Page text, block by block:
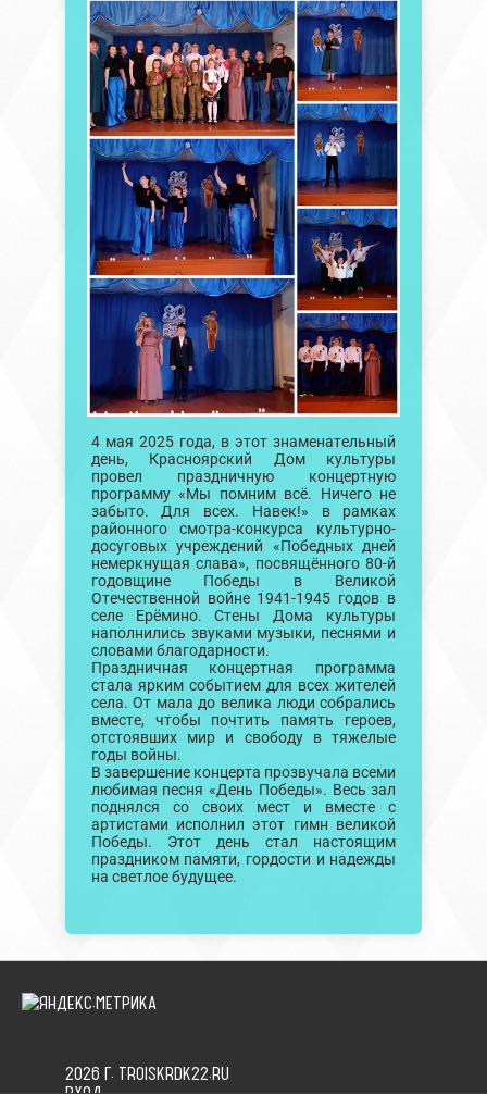
4 мая 2025 года, в этот знаменательный
день, Красноярский Дом культуры
провел праздничную концертную
программу «Мы помним всё. Ничего не
забыто. Для всех. Навек!» в рамках
районного смотра-конкурса культурно-
досуговых учреждений «Победных дней
немеркнущая слава», посвящённого 80-й
годовщине Победы в Великой
Отечественной войне 1941-1945 годов в
селе Ерёмино. Стены Дома культуры
наполнились звуками музыки, песнями и
словами благодарности.
Праздничная концертная программа
стала ярким событием для всех жителей
села. От мала до велика люди собрались
вместе, чтобы почтить память героев,
отстоявших мир и свободу в тяжелые
годы войны.
В завершение концерта прозвучала всеми
любимая песня «День Победы». Весь зал
поднялся со своих мест и вместе с
артистами исполнил этот гимн великой
Победы. Этот день стал настоящим
праздником памяти, гордости и надежды
на светлое будущее.
2026 Г. TROISKRDK22.RU